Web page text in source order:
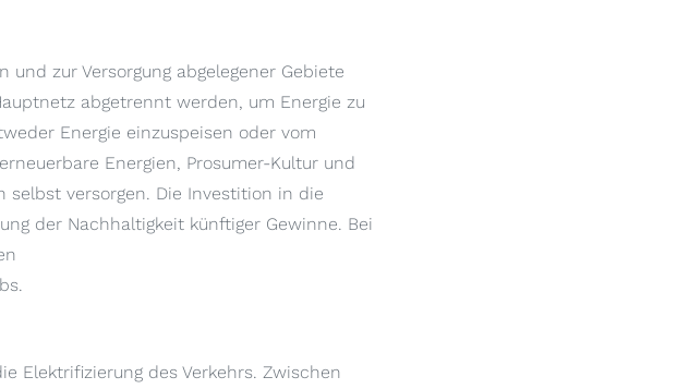
zur Versorgung abgelegener Gebiete
abgetrennt werden, um Energie zu
Energie einzuspeisen oder vom
Energien, Prosumer-Kultur und
selbst versorgen. Die Investition in die
der Nachhaltigkeit künftiger Gewinne. Bei
Elektrifizierung des Verkehrs. Zwischen